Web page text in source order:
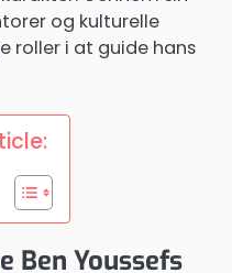
og kulturelle
roller i at guide hans
Ben Youssefs